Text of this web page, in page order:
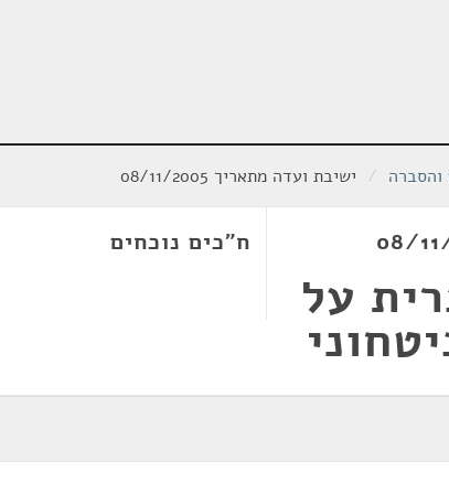
והסברה / ישיבת ועדה מתאריך 08/11/2005
על
ח"כים נוכחים